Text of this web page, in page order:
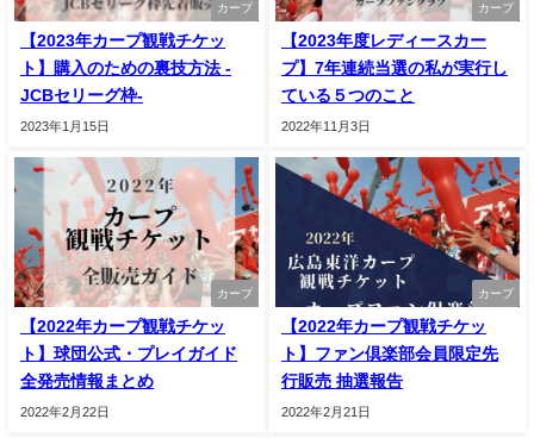
カープ
【2023年カープ観戦チケッ
ト】購入のための裏技方法 -
JCBセリーグ枠-
2023年1月15日
カープ
【2023年度レディースカー
プ】7年連続当選の私が実行し
ている５つのこと
2022年11月3日
カープ
【2022年カープ観戦チケッ
ト】球団公式・プレイガイド
全発売情報まとめ
2022年2月22日
カープ
【2022年カープ観戦チケッ
ト】ファン倶楽部会員限定先
行販売 抽選報告
2022年2月21日